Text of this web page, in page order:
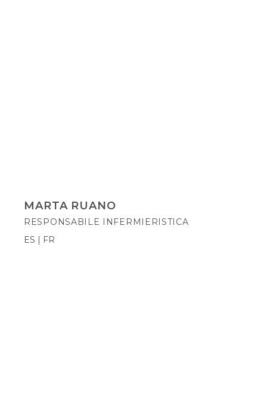
MARTA RUANO
RESPONSABILE INFERMIERISTICA
ES | FR